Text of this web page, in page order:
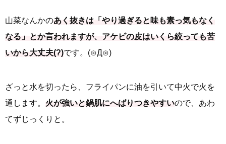
山菜なんかのあく抜きは「やり過ぎると味も素っ気もなく
なる」とか言われますが、アケビの皮はいくら絞っても苦
いから大丈夫(?)です。(⊙Д⊙)
ざっと水を切ったら、フライパンに油を引いて中火で火を
通します。 火が強いと鍋肌にへばりつきやすいので、あわ
てずじっくりと。